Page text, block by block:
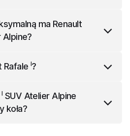
ma Renault
Alpine?
Rafale I?
zł.
I SUV Atelier Alpine
koła?